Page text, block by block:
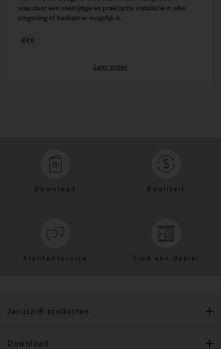
waardoor een veelzijdige en praktische installatie in elke
omgeving of badkamer mogelijk is.
€€€
Leer meer
Download Kwaliteit
Klantenservice Vind een dealer
Jacuzzi® producten
Download